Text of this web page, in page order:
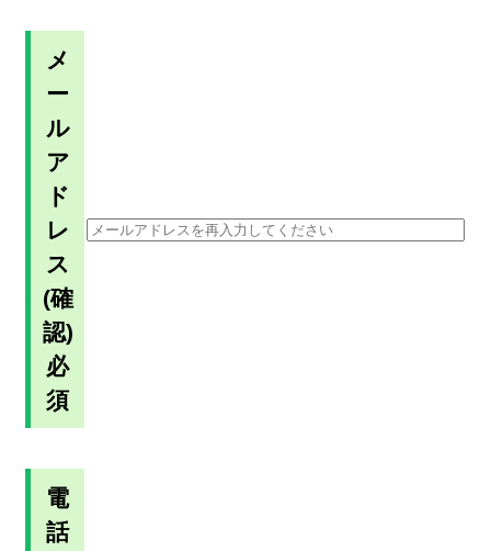
メ
ー
ル
ア
ド
レ
ス
(確
認)
必
須
電
話